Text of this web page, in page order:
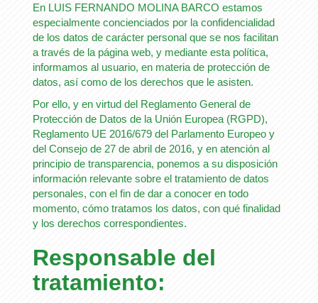
En LUIS FERNANDO MOLINA BARCO estamos
especialmente concienciados por la confidencialidad
de los datos de carácter personal que se nos facilitan
a través de la página web, y mediante esta política,
informamos al usuario, en materia de protección de
datos, así como de los derechos que le asisten.
Por ello, y en virtud del Reglamento General de
Protección de Datos de la Unión Europea (RGPD),
Reglamento UE 2016/679 del Parlamento Europeo y
del Consejo de 27 de abril de 2016, y en atención al
principio de transparencia, ponemos a su disposición
información relevante sobre el tratamiento de datos
personales, con el fin de dar a conocer en todo
momento, cómo tratamos los datos, con qué finalidad
y los derechos correspondientes.
Responsable del
tratamiento: